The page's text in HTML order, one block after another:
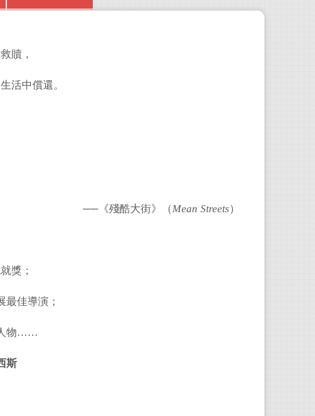
贖，
活中償還。
──《殘酷大街》（Mean Streets）
獎；
最佳導演；
人物……
斯